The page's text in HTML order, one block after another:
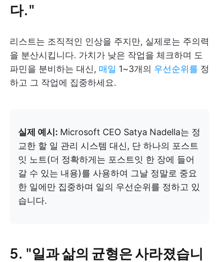
다."
리스트는 조직적인 인상을 주지만, 실제로는 주의력
을 분산시킵니다. 가치가 낮은 작업을 체크하며 도
파민을 분비하는 대신, 매일 1~3개의 우선순위를 정
하고 그 작업에 집중하세요.
실제 예시: Microsoft CEO Satya Nadella는 정
교한 할 일 관리 시스템 대신, 단 하나의 포스트
잇 노트(더 정확하게는 포스트잇 한 장에 들어
갈 수 있는 내용)를 사용하여 그날 정말로 중요
한 일에만 집중하며 일의 우선순위를 정하고 있
습니다.
5. "일과 삶의 균형은 사라졌습니